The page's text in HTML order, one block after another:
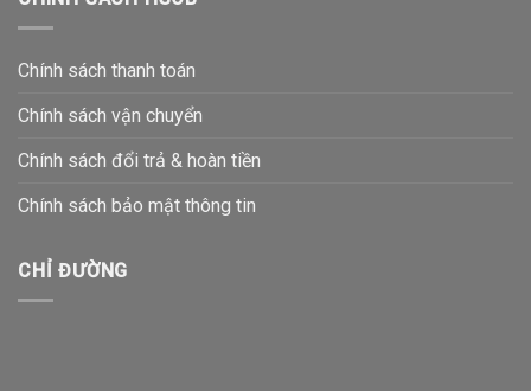
Chính sách thanh toán
Chính sách vận chuyển
Chính sách đổi trả & hoàn tiền
Chính sách bảo mật thông tin
CHỈ ĐƯỜNG